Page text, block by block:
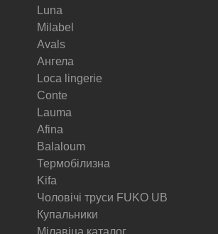
Luna
Milabel
Avals
Ангела
Loca lingerie
Conte
Lauma
Afina
Balaloum
Термобілизна
Kifa
Чоловічі труси FUKO UB
Купальники
Мілавіца каталог